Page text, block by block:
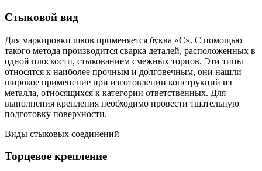
Стыковой вид
Для маркировки швов применяется буква «С». С помощью
такого метода производится сварка деталей, расположенных в
одной плоскости, стыкованием смежных торцов. Эти типы
относятся к наиболее прочным и долговечным, они нашли
широкое применение при изготовлении конструкций из
металла, относящихся к категории ответственных. Для
выполнения крепления необходимо провести тщательную
подготовку поверхности.
Виды стыковых соединений
Торцевое крепление